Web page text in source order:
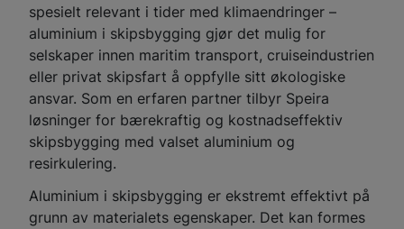
spesielt relevant i tider med klimaendringer –
aluminium i skipsbygging gjør det mulig for
selskaper innen maritim transport, cruiseindustrien
eller privat skipsfart å oppfylle sitt økologiske
ansvar. Som en erfaren partner tilbyr Speira
løsninger for bærekraftig og kostnadseffektiv
skipsbygging med valset aluminium og
resirkulering.
Aluminium i skipsbygging er ekstremt effektivt på
grunn av materialets egenskaper. Det kan formes